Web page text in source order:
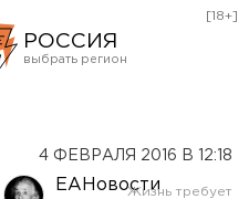
РОССИЯ
[18+]
4 ФЕВРАЛЯ 2016 В 12:18
ЕАНовости